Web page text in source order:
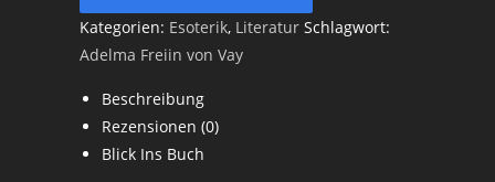
Kategorien: Esoterik, Literatur Schlagwort:
Adelma Freiin von Vay
Beschreibung
Rezensionen (0)
Blick Ins Buch